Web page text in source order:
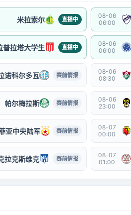
米拉索尔 直播中
08-06
06:00
普拉塔大学生 直播中
08-06
06:00
诺科尔多瓦 赛前情报
08-06
08:30
帕尔梅拉斯 赛前情报
08-06
23:00
亚中央陆军 赛前情报
08-07
00:00
拉克斯维克 赛前情报
08-07
01:00